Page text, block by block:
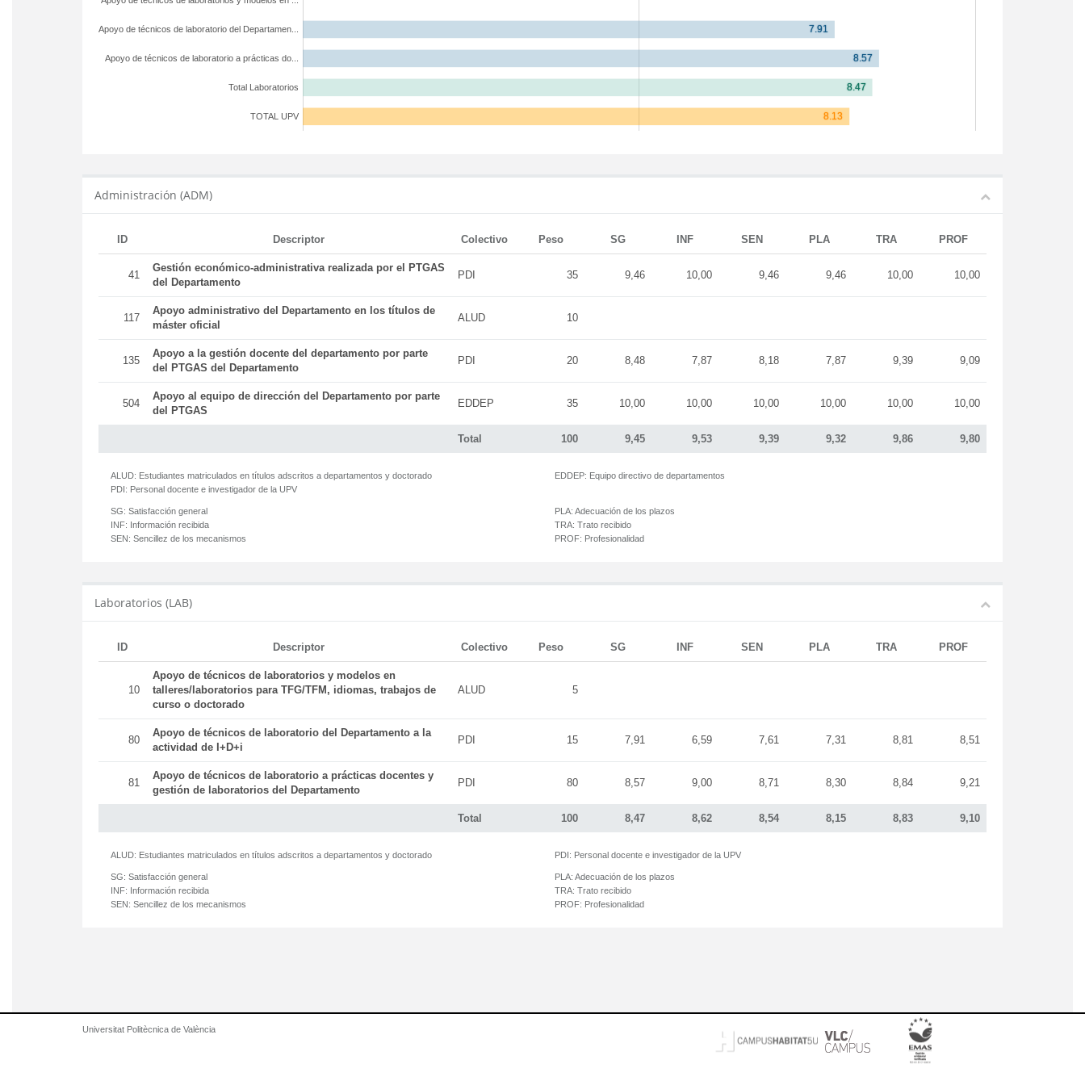
TOTAL UPV
Total Laboratorios
Apoyo de técnicos de laboratorio a prácticas do...
Apoyo de técnicos de laboratorio del Departamen...
Administración (ADM)
ID Descriptor Colectivo Peso SG INF SEN PLA TRA PROF
Total 100 9,45 9,53 9,39 9,32 9,86 9,80
41
Gestión económico-administrativa realizada por el PTGAS
del Departamento
PDI 35 9,46 10,00 9,46 9,46 10,00 10,00
117
Apoyo administrativo del Departamento en los títulos de
máster oficial
ALUD 10
135
Apoyo a la gestión docente del departamento por parte
del PTGAS del Departamento
PDI 20 8,48 7,87 8,18 7,87 9,39 9,09
504
Apoyo al equipo de dirección del Departamento por parte
del PTGAS
EDDEP 35 10,00 10,00 10,00 10,00 10,00 10,00
ALUD: Estudiantes matriculados en títulos adscritos a departamentos y doctorado
PDI: Personal docente e investigador de la UPV
EDDEP: Equipo directivo de departamentos
SG: Satisfacción general
INF: Información recibida
SEN: Sencillez de los mecanismos
PLA: Adecuación de los plazos
TRA: Trato recibido
PROF: Profesionalidad
Laboratorios (LAB)
ID Descriptor Colectivo Peso SG INF SEN PLA TRA PROF
Total 100 8,47 8,62 8,54 8,15 8,83 9,10
10
Apoyo de técnicos de laboratorios y modelos en
talleres/laboratorios para TFG/TFM, idiomas, trabajos de
curso o doctorado
ALUD 5
80
Apoyo de técnicos de laboratorio del Departamento a la
actividad de I+D+i
PDI 15 7,91 6,59 7,61 7,31 8,81 8,51
81
Apoyo de técnicos de laboratorio a prácticas docentes y
gestión de laboratorios del Departamento
PDI 80 8,57 9,00 8,71 8,30 8,84 9,21
ALUD: Estudiantes matriculados en títulos adscritos a departamentos y doctorado PDI: Personal docente e investigador de la UPV
SG: Satisfacción general
INF: Información recibida
SEN: Sencillez de los mecanismos
PLA: Adecuación de los plazos
TRA: Trato recibido
PROF: Profesionalidad
Universitat Politècnica de València